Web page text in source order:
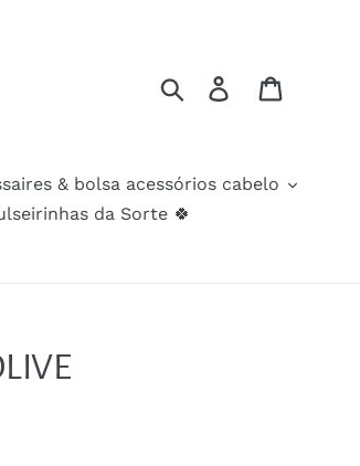
Search Log in
& bolsa acessórios cabelo
da Sorte 🍀